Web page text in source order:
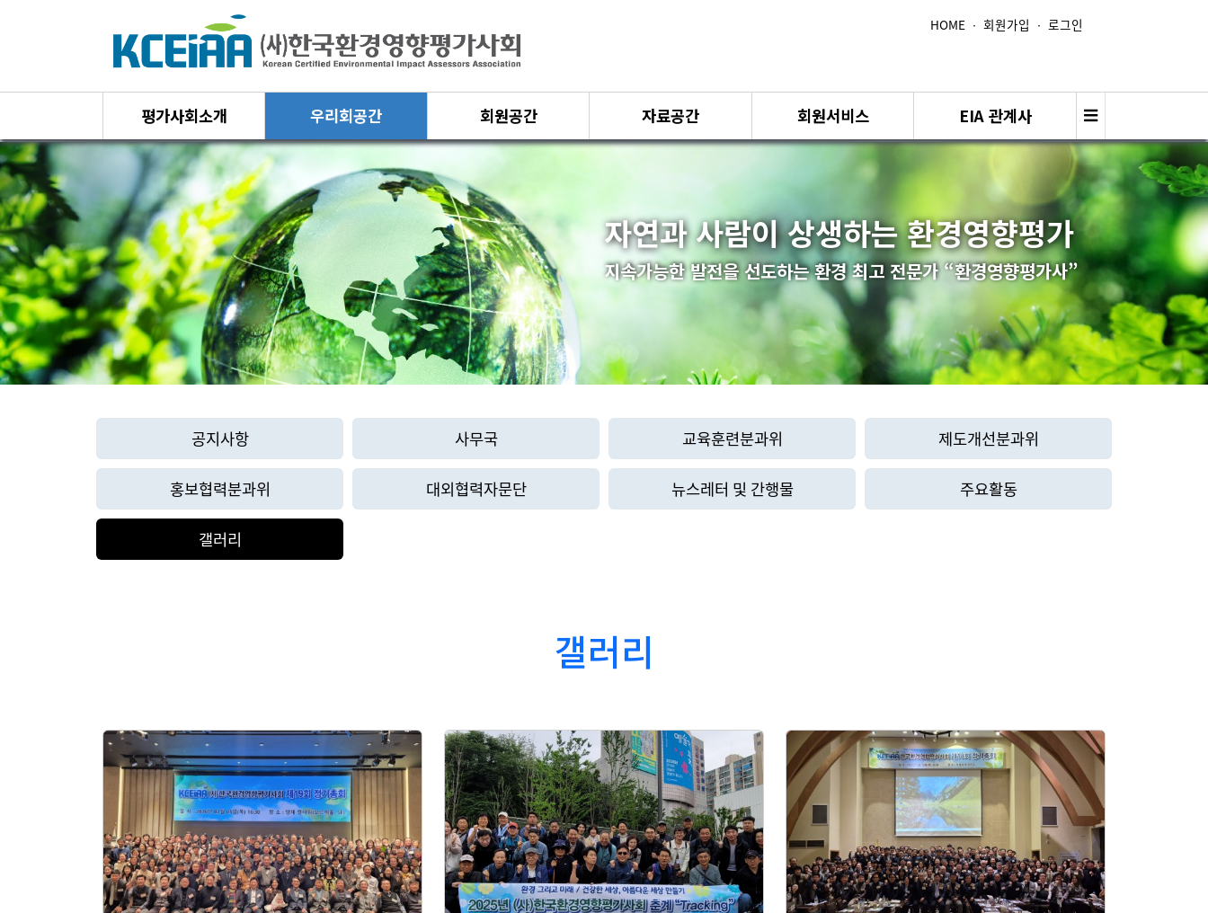
HOME ∙ 회원가입 ∙ 로그인
평가사회소개 우리회공간 회원공간 자료공간 회원서비스 EIA 관계사
자연과 사람이 상생하는 환경영향평가
지속가능한 발전을 선도하는 환경 최고 전문가 “환경영향평가사”
공지사항 사무국 교육훈련분과위 제도개선분과위
홍보협력분과위 대외협력자문단 뉴스레터 및 간행물 주요활동
갤러리
갤러리